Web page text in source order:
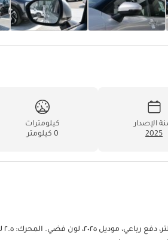
الإصدار
2025
كيلومترات
0 كيلومتر